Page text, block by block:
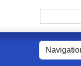
cookies